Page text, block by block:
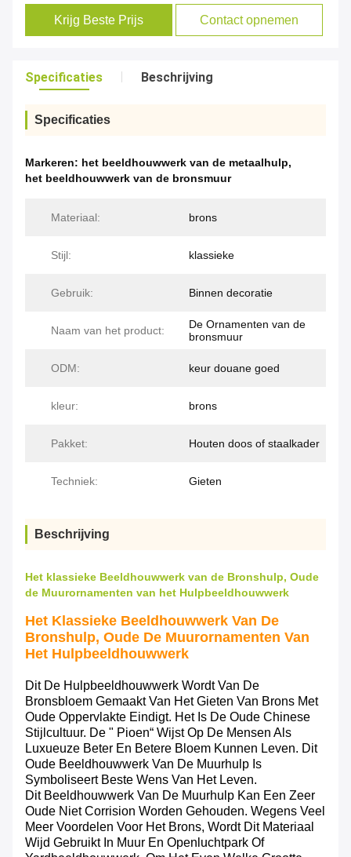
Krijg Beste Prijs Contact opnemen
Specificaties Beschrijving
Specificaties
Markeren: het beeldhouwwerk van de metaalhulp,
het beeldhouwwerk van de bronsmuur
Materiaal: brons
Stijl: klassieke
Gebruik: Binnen decoratie
Naam van het product:
De Ornamenten van de
bronsmuur
ODM: keur douane goed
kleur: brons
Pakket: Houten doos of staalkader
Techniek: Gieten
Beschrijving
Het klassieke Beeldhouwwerk van de Bronshulp, Oude
de Muurornamenten van het Hulpbeeldhouwwerk
Het Klassieke Beeldhouwwerk Van De
Bronshulp, Oude De Muurornamenten Van
Het Hulpbeeldhouwwerk
Dit De Hulpbeeldhouwwerk Wordt Van De
Bronsbloem Gemaakt Van Het Gieten Van Brons Met
Oude Oppervlakte Eindigt. Het Is De Oude Chinese
Stijlcultuur. De " Pioen“ Wijst Op De Mensen Als
Luxueuze Beter En Betere Bloem Kunnen Leven. Dit
Oude Beeldhouwwerk Van De Muurhulp Is
Symboliseert Beste Wens Van Het Leven.
Dit Beeldhouwwerk Van De Muurhulp Kan Een Zeer
Oude Niet Corrision Worden Gehouden. Wegens Veel
Meer Voordelen Voor Het Brons, Wordt Dit Materiaal
Wijd Gebruikt In Muur En Openluchtpark Of